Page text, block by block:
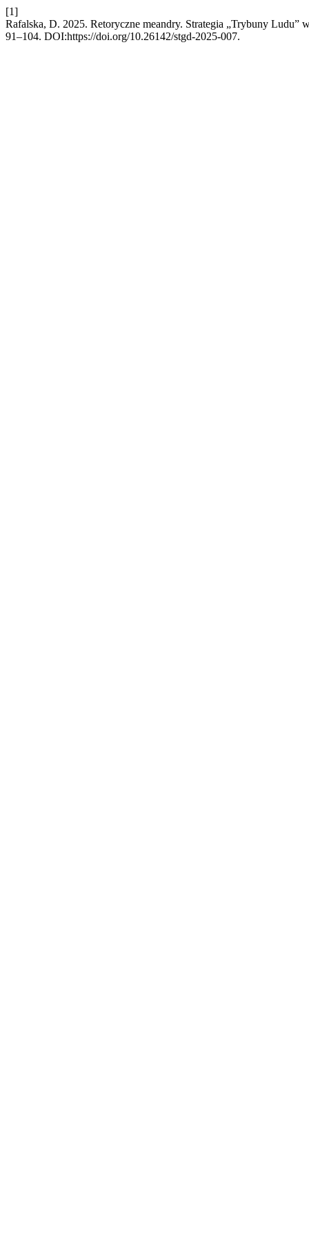
[1]
Rafalska, D. 2025. Retoryczne meandry. Strategia „Trybuny Ludu”
91–104. DOI:https://doi.org/10.26142/stgd-2025-007.